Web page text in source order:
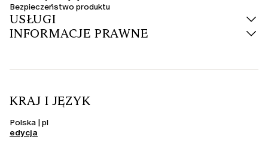
Bezpieczeństwo produktu
USŁUGI
INFORMACJE PRAWNE
KRAJ I JĘZYK
Polska | pl
edycja